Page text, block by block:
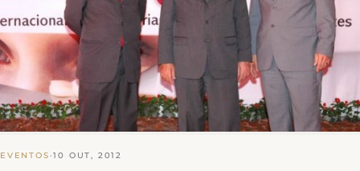
EVENTOS·10 OUT, 2012